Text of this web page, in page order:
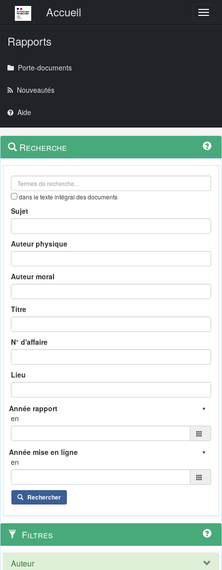
Menu principalAccueil
Rapports
Porte-documents
Nouveautés
Aide
Navigation
outils
Menu
contextuel
Recherche
dans le texte intégral des documents
Sujet
Auteur physique
Auteur moral
Titre
N° d'affaire
Lieu
en
en
Rechercher
Filtres
Auteur